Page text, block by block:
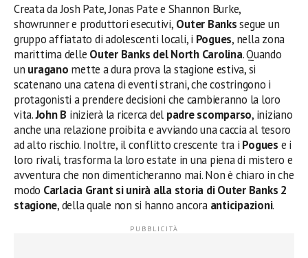
Creata da Josh Pate, Jonas Pate e Shannon Burke,
showrunner e produttori esecutivi, Outer Bankssegue un
gruppo affiatato di adolescenti locali, i Pogues, nella zona
marittima delle Outer Banks del North Carolina. Quando
un uragano mette a dura prova la stagione estiva, si
scatenano una catena di eventi strani, che costringono i
protagonisti a prendere decisioni che cambieranno la loro
vita.John B inizierà la ricerca del padre scomparso, iniziano
anche una relazione proibita e avviando una caccia al tesoro
ad alto rischio. Inoltre, il conflitto crescente tra i Pogues e i
loro rivali, trasforma la loro estate in una piena di mistero e
avventura che non dimenticheranno mai. Non è chiaro in che
modo Carlacia Grant si unirà alla storia di Outer Banks 2
stagione, della quale non si hanno ancora anticipazioni.